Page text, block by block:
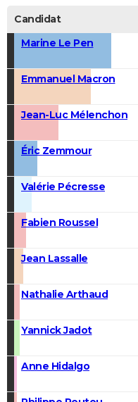
Candidat
Marine Le Pen
Emmanuel Macron
Jean-Luc Mélenchon
Éric Zemmour
Valérie Pécresse
Fabien Roussel
Jean Lassalle
Nathalie Arthaud
Yannick Jadot
Anne Hidalgo